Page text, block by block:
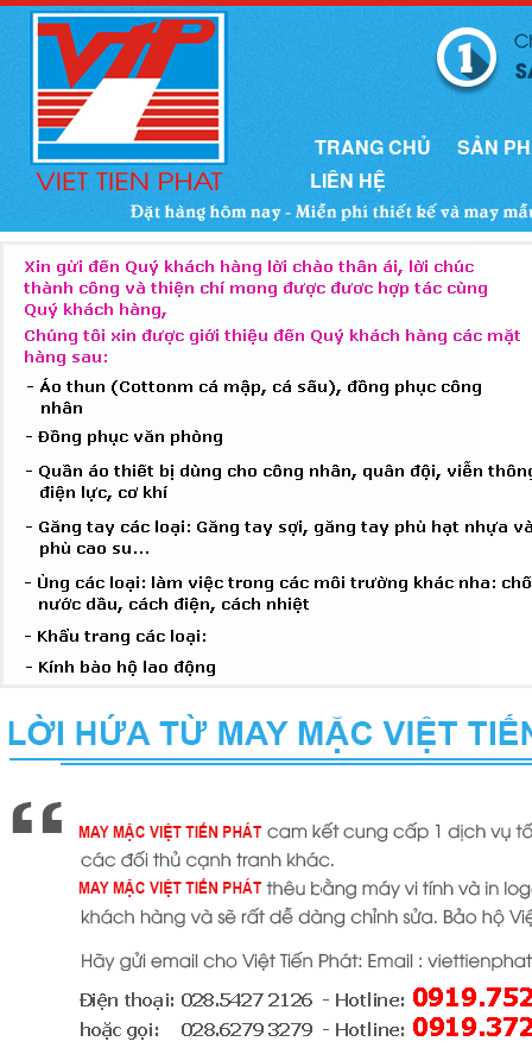
TRANG CHỦ
SẢN
LIÊN HỆ